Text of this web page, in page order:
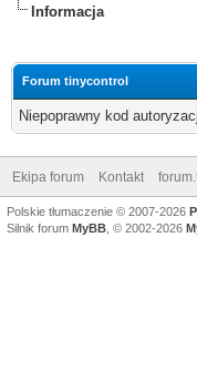
Informacja
Forum tinycontrol
Niepoprawny kod
Ekipa forum Kontakt
Polskie tłumaczenie © 2007-2026
Silnik forum MyBB , © 2002-2026